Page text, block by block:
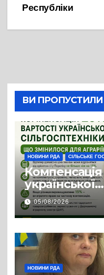
Республіки
ВИ ПРОПУСТИЛИ
НОВИНИ РДА СІЛЬСЬКЕ
Компенсація
української
змінилося
05/08/2026
НОВИНИ РДА